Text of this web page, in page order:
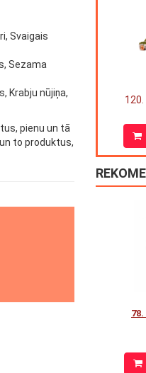
Svaigais
Sezama
Krabju nūjiņa,
pienu un tā
to produktus,